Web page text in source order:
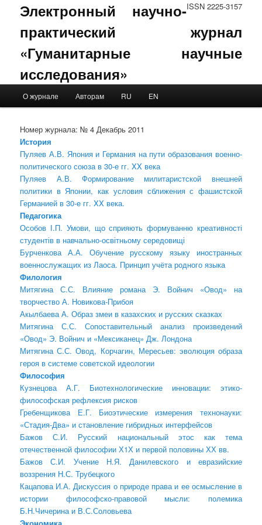
ISSN 2225-3157
Электронный научно-
практический журнал
«Гуманитарные научные
исследования»
Skip to primary content
Skip to secondary content
О журнале Авторам RU EN
Номер журнала: № 4 Декабрь 2011
История
Пуляев А.В. Япония и Германия на пути образования военно-
политического союза в 30-е гг. XX века
Пуляев А.В. Формирование милитаристской внешней
политики в Японии, как условия сближения с фашистской
Германией в 30-е гг. XX века.
Педагогика
Особов І.П. Умови, що сприяють формуванню креативності
студентів в навчально-освітньому середовищі
Бурченкова А.А. Обучение русскому языку иностранных
военнослужащих из Лаоса. Принцип учёта родного языка
Филология
Митягина С.С. Влияние романа Э. Войнич «Овод» на
творчество А. Новикова-Прибоя
Акылбаева А. Образ змеи в казахских и русских сказках
Митягина С.С. Сопоставительный анализ произведений
«Овод» Э. Войнич и «Мексиканец» Дж. Лондона
Митягина С.С. Овод, Корчагин, Мересьев: эволюция образа
героя в системе советской идеологии
Философия
Кузнецова А.Г. Биотехнологические инновации: этико-
философская рефлексия рисков
Гребенщикова Е.Г. Биоэтические измерения технонауки:
«Стадия-Два» и становление гибридных интерфейсов
Бажов С.И. Русский национальный этос как тема
отечественной философии Х1Х и первой половины ХХ вв.
Бажов С.И. Учение Н.Я. Данилевского и евразийские
воззрения Н.С. Трубецкого
Кацапова И.А. Дискуссия о природе права и ее осмысление в
истории философско-правовой мысли: полемика
Б.Н.Чичерина и В.С.Соловьева